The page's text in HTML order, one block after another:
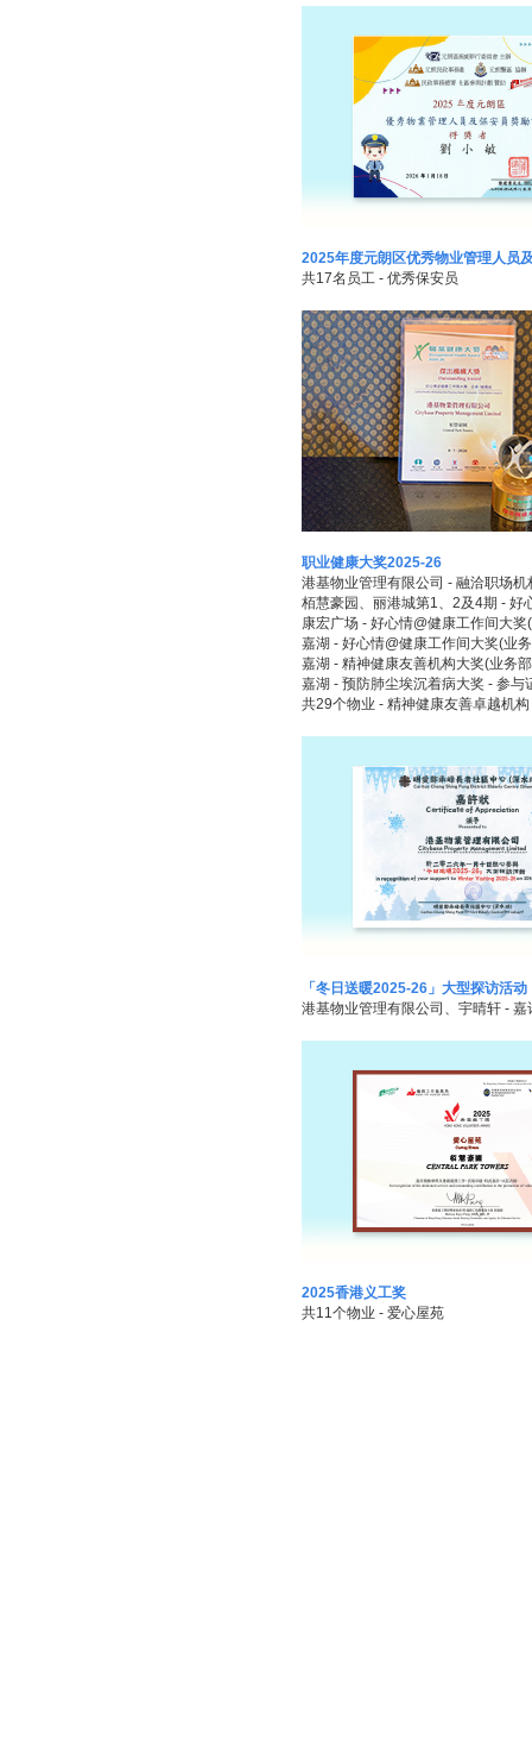
2025年度元朗区优秀物业管理人员
共17名员工 - 优秀保安员
职业健康大奖2025-26
港基物业管理有限公司 - 融洽职场
栢慧豪园、丽港城第1、2及4期 - 好
康宏广场 - 好心情@健康工作间大
嘉湖 - 好心情@健康工作间大奖(业
嘉湖 - 精神健康友善机构大奖(业务
嘉湖 - 预防肺尘埃沉着病大奖 - 参与
共29个物业 - 精神健康友善卓越机构
「冬日送暖2025-26」大型探访活动
港基物业管理有限公司、宇晴轩 - 嘉
2025香港义工奖
共11个物业 - 爱心屋苑